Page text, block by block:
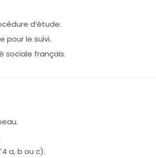
d’étude.
pour le suivi.
sociale français.
a, b ou c).